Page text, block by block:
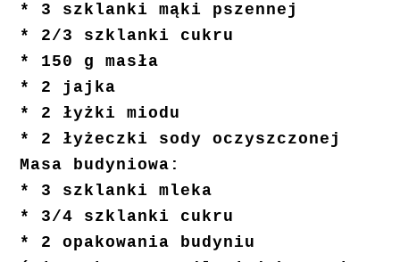
* 3 szklanki mąki pszennej
* 2/3 szklanki cukru
* 150 g masła
* 2 jajka
* 2 łyżki miodu
* 2 łyżeczki sody oczyszczonej
Masa budyniowa:
* 3 szklanki mleka
* 3/4 szklanki cukru
* 2 opakowania budyniu